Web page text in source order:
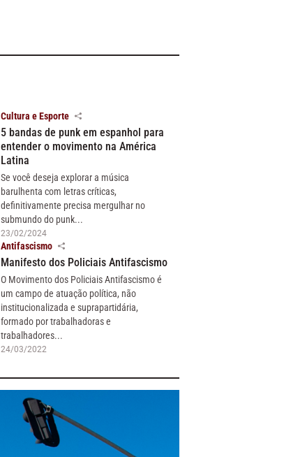
Cultura e Esporte
5 bandas de punk em espanhol para
entender o movimento na América
Latina
Se você deseja explorar a música
barulhenta com letras críticas,
definitivamente precisa mergulhar no
submundo do punk...
23/02/2024
Antifascismo
Manifesto dos Policiais Antifascismo
O Movimento dos Policiais Antifascismo é
um campo de atuação política, não
institucionalizada e suprapartidária,
formado por trabalhadoras e
trabalhadores...
24/03/2022